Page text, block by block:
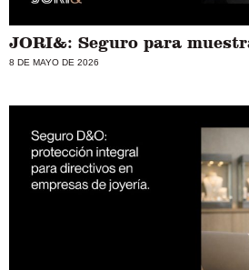
JORI&: Seguro para
8 DE MAYO DE 2026